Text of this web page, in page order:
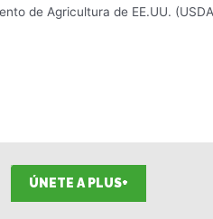
de Agricultura de EE.UU.
ÚNETE A PLUS+